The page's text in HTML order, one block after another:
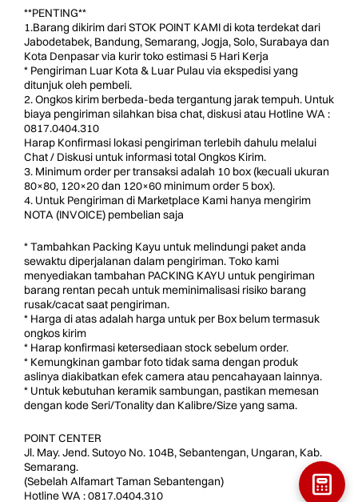
**PENTING**
1.Barang dikirim dari STOK POINT KAMI di kota terdekat dari
Jabodetabek, Bandung, Semarang, Jogja, Solo, Surabaya dan
Kota Denpasar via kurir toko estimasi 5 Hari Kerja
* Pengiriman Luar Kota & Luar Pulau via ekspedisi yang
ditunjuk oleh pembeli.
2. Ongkos kirim berbeda-beda tergantung jarak tempuh. Untuk
biaya pengiriman silahkan bisa chat, diskusi atau Hotline WA :
0817.0404.310
Harap Konfirmasi lokasi pengiriman terlebih dahulu melalui
Chat / Diskusi untuk informasi total Ongkos Kirim.
3. Minimum order per transaksi adalah 10 box (kecuali ukuran
80×80, 120×20 dan 120×60 minimum order 5 box).
4. Untuk Pengiriman di Marketplace Kami hanya mengirim
NOTA (INVOICE) pembelian saja
* Tambahkan Packing Kayu untuk melindungi paket anda
sewaktu diperjalanan dalam pengiriman. Toko kami
menyediakan tambahan PACKING KAYU untuk pengiriman
barang rentan pecah untuk meminimalisasi risiko barang
rusak/cacat saat pengiriman.
* Harga di atas adalah harga untuk per Box belum termasuk
ongkos kirim
* Harap konfirmasi ketersediaan stock sebelum order.
* Kemungkinan gambar foto tidak sama dengan produk
aslinya diakibatkan efek camera atau pencahayaan lainnya.
* Untuk kebutuhan keramik sambungan, pastikan memesan
dengan kode Seri/Tonality dan Kalibre/Size yang sama.
POINT CENTER
Jl. May. Jend. Sutoyo No. 104B, Sebantengan, Ungaran, Kab.
Semarang.
(Sebelah Alfamart Taman Sebantengan)
Hotline WA : 0817.0404.310